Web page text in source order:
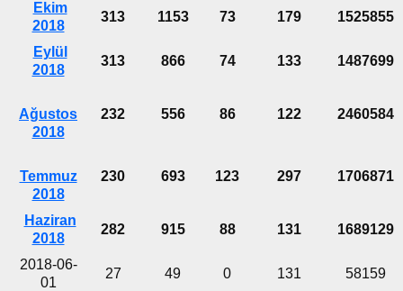
Ekim
2018
313 1153 73 179 1525855
Eylül
2018
313 866 74 133 1487699
Ağustos
2018
232 556 86 122 2460584
Temmuz
2018
230 693 123 297 1706871
Haziran
2018
282 915 88 131 1689129
2018-06-
01
27 49 0 131 58159